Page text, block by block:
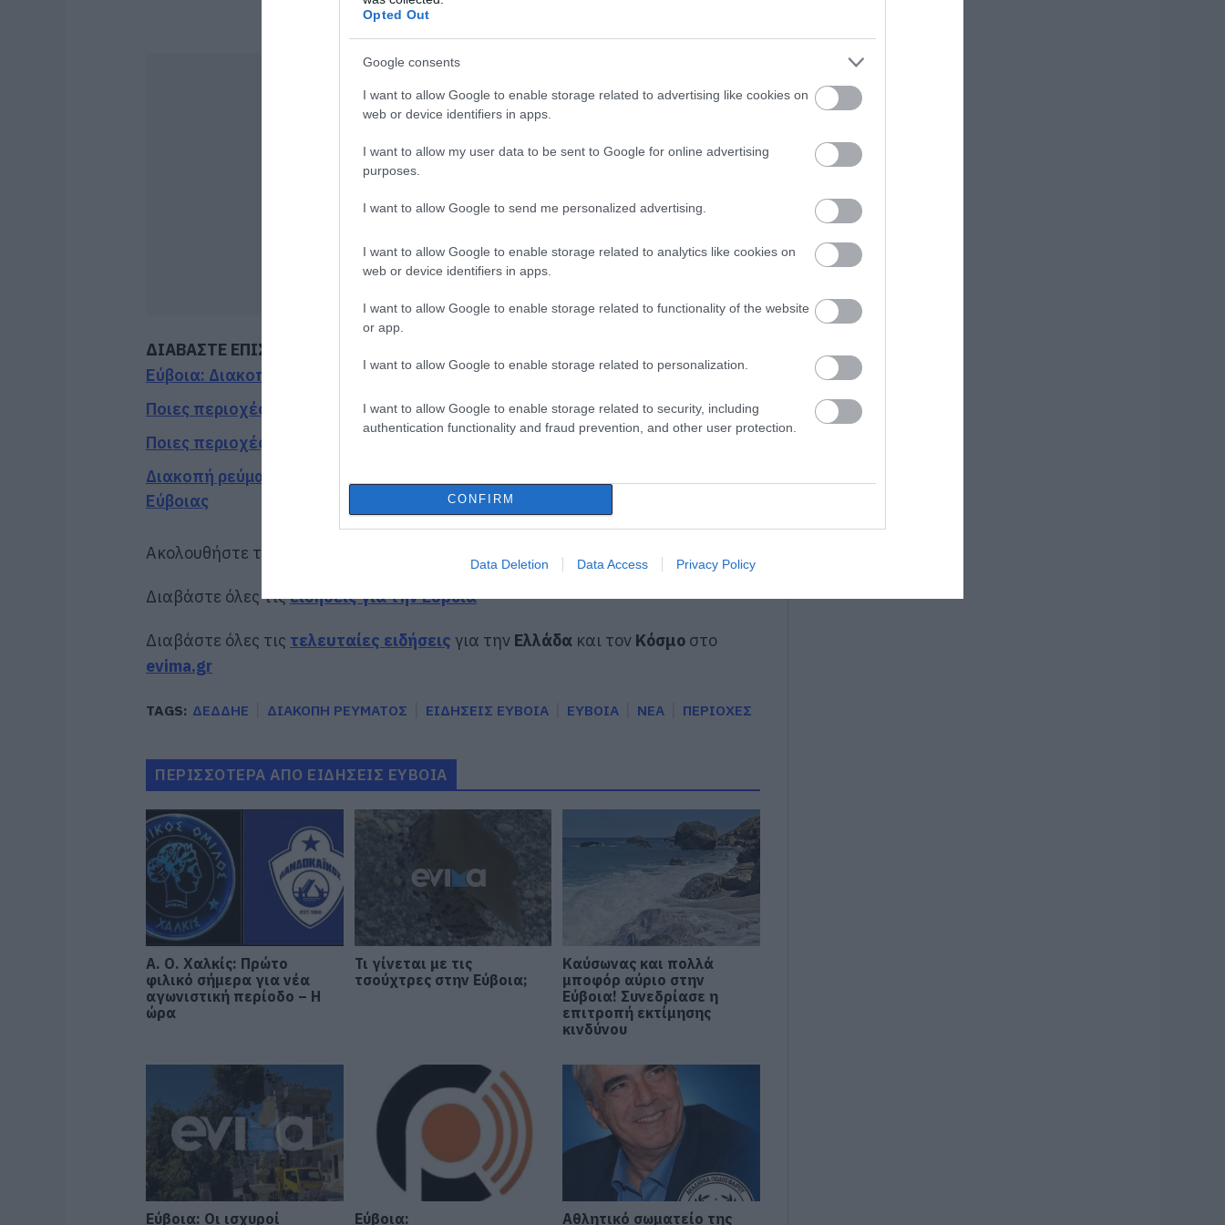
Opted Out
Google consents
I want to allow Google to enable storage related to advertising like cookies on
web or device identifiers in apps.
I want to allow my user data to be sent to Google for online advertising
purposes.
I want to allow Google to send me personalized advertising.
I want to allow Google to enable storage related to analytics like cookies on
web or device identifiers in apps.
I want to allow Google to enable storage related to functionality of the website
or app.
I want to allow Google to enable storage related to personalization.
I want to allow Google to enable storage related to security, including
authentication functionality and fraud prevention, and other user protection.
CONFIRM
Data Deletion Data Access Privacy Policy
Screenshot
ΔΙΑΒΑΣΤΕ ΕΠΙΣΗΣ
Εύβοια: Διακοπή ρεύματος αύριο πολλές περιοχές- Πίνακας
Ποιες περιοχές δεν θα έχουν ρεύμα σήμερα στην Εύβοια
Ποιες περιοχές θα έχουν σήμερα (6/8) διακοπή ρεύματος στην Εύβοια
Διακοπή ρεύματος σήμερα Τρίτη 4 Αυγούστου σε αυτή την περιοχή της
Εύβοιας
Ακολουθήστε το evima.gr στο
Διαβάστε όλες τιςειδήσεις για την Εύβοια
Διαβάστε όλες τις τελευταίες ειδήσεις για την Ελλάδα και τον Κόσμο στο
evima.gr
TAGS: ΔΕΔΔΗΕ ΔΙΑΚΟΠΗ ΡΕΥΜΑΤΟΣ ΕΙΔΗΣΕΙΣ ΕΥΒΟΙΑ ΕΥΒΟΙΑ ΝΕΑ ΠΕΡΙΟΧΕΣ
ΠΕΡΙΣΣΟΤΕΡΑ ΑΠΟ ΕΙΔΗΣΕΙΣ ΕΥΒΟΙΑ
Α. Ο. Χαλκίς: Πρώτο
φιλικό σήμερα για νέα
αγωνιστική περίοδο – Η
ώρα
Τι γίνεται με τις
τσούχτρες στην Εύβοια;
Καύσωνας και πολλά
μποφόρ αύριο στην
Εύβοια! Συνεδρίασε η
επιτροπή εκτίμησης
κινδύνου
Εύβοια: Οι ισχυροί Εύβοια: Αθλητικό σωματείο της
Υψηλός κίνδυνος
απαγορεύεται από
την Πολιτική
08.08.2026 | 08:00
στην Εύβοια:
Πλημμύρισε με
(pics&vid)